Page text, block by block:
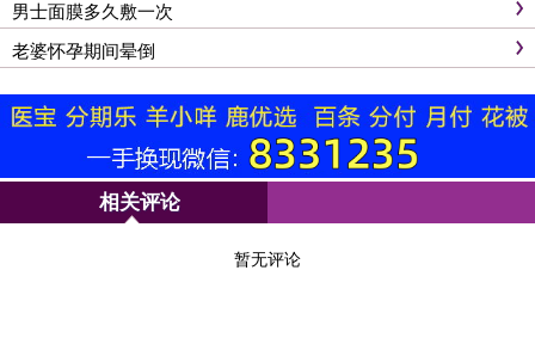
男士面膜多久敷一次
老婆怀孕期间晕倒
相关评论
暂无评论